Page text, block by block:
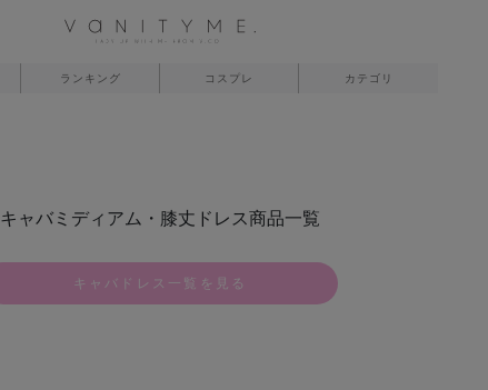
ランキング コスプレ カテゴリ
キャバミディアム・膝丈ドレス商品一覧
キャバドレス一覧を見る